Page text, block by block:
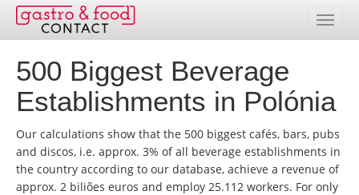
Banco de dados
Resumo de países
Pacotes de endereços
Seleção online
500 Biggest Beverage
Establishments in Polónia
Our calculations show that the 500 biggest cafés, bars, pubs
and discos, i.e. approx. 3% of all beverage establishments in
the country according to our database, achieve a revenue of
approx. 2 biliões euros and employ 25.112 workers. For only